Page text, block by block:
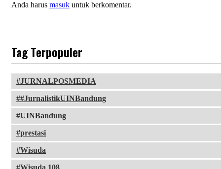
Anda harus masuk untuk berkomentar.
Tag Terpopuler
JURNALPOSMEDIA
#JurnalistikUINBandung
UINBandung
prestasi
Wisuda